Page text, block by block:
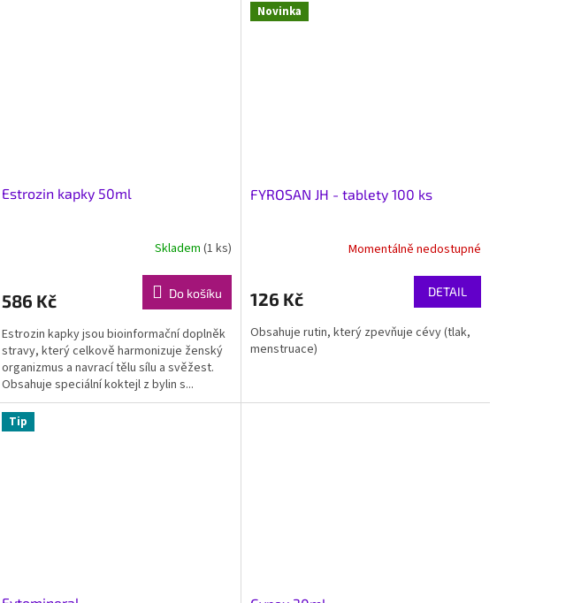
Estrozin kapky 50ml
Skladem (1 ks)
586 Kč Do košíku
Estrozin kapky jsou bioinformační doplněk
stravy, který celkově harmonizuje ženský
organizmus a navrací tělu sílu a svěžest.
Obsahuje speciální koktejl z bylin s...
Novinka
FYROSAN JH - tablety 100 ks
Momentálně nedostupné
126 Kč DETAIL
Obsahuje rutin, který zpevňuje cévy (tlak,
menstruace)
Tip